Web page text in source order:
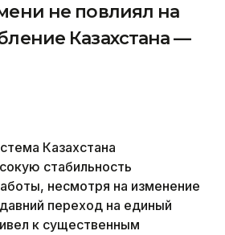
не повлиял на
Казахстана —
Казахстана
стабильность
несмотря на изменение
переход на единый
к существенным